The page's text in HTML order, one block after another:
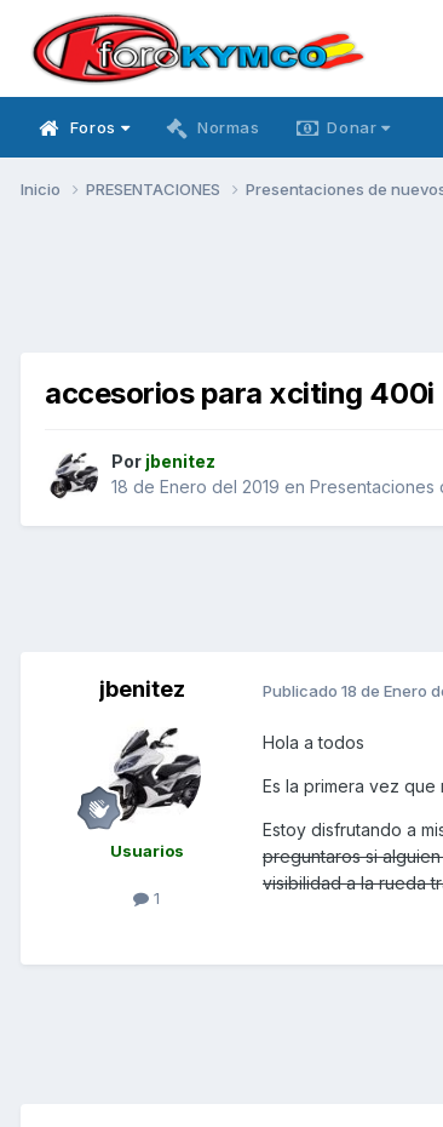
Foros Normas Donar
Inicio PRESENTACIONES Presentaciones de
accesorios para xciting 400i
Por jbenitez
18 de Enero del 2019 en Presentaciones
jbenitez
Usuarios
1
Publicado 18 de Enero
Hola a todos
Es la primera vez
Estoy disfrutando a
preguntaros si
visibilidad a la rueda